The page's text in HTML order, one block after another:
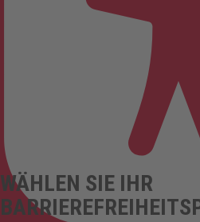
WÄHLEN SIE IHR